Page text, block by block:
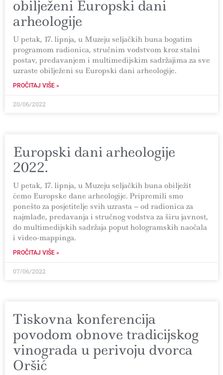
obilježeni Europski dani
arheologije
U petak, 17. lipnja, u Muzeju seljačkih buna bogatim
programom radionica, stručnim vodstvom kroz stalni
postav, predavanjem i multimedijskim sadržajima za sve
uzraste obilježeni su Europski dani arheologije.
PROČITAJ VIŠE »
20/06/2022
Europski dani arheologije
2022.
U petak, 17. lipnja, u Muzeju seljačkih buna obilježit
ćemo Europske dane arheologije. Pripremili smo
ponešto za posjetitelje svih uzrasta – od radionica za
najmlađe, predavanja i stručnog vodstva za širu javnost,
do multimedijskih sadržaja poput hologramskih naočala
i video-mappinga.
PROČITAJ VIŠE »
07/06/2022
Tiskovna konferencija
povodom obnove tradicijskog
vinograda u perivoju dvorca
Oršić